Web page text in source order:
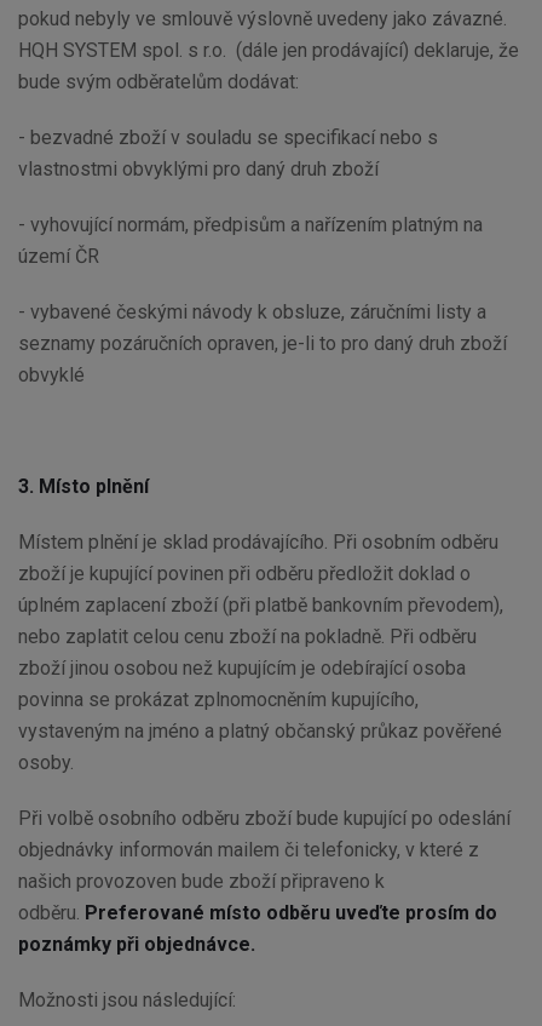
pokud nebyly ve smlouvě výslovně uvedeny jako závazné.
HQH SYSTEM spol. s r.o. (dále jen prodávající) deklaruje, že
bude svým odběratelům dodávat:
- bezvadné zboží v souladu se specifikací nebo s
vlastnostmi obvyklými pro daný druh zboží
- vyhovující normám, předpisům a nařízením platným na
území ČR
- vybavené českými návody k obsluze, záručními listy a
seznamy pozáručních opraven, je-li to pro daný druh zboží
obvyklé
3. Místo plnění
Místem plnění je sklad prodávajícího. Při osobním odběru
zboží je kupující povinen při odběru předložit doklad o
úplném zaplacení zboží (při platbě bankovním převodem),
nebo zaplatit celou cenu zboží na pokladně. Při odběru
zboží jinou osobou než kupujícím je odebírající osoba
povinna se prokázat zplnomocněním kupujícího,
vystaveným na jméno a platný občanský průkaz pověřené
osoby.
Při volbě osobního odběru zboží bude kupující po odeslání
objednávky informován mailem či telefonicky, v které z
našich provozoven bude zboží připraveno k
odběru. Preferované místo odběru uveďte prosím do
poznámky při objednávce.
Možnosti jsou následující: